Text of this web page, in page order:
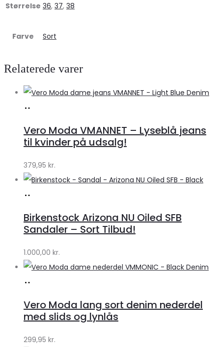
Størrelse 36, 37, 38
Farve Sort
Relaterede varer
Klædeskabet.dk
Vero Moda VMANNET – Lyseblå jeans
til kvinder på udsalg!
379,95 kr.
Lykke
Lykke
Birkenstock Arizona NU Oiled SFB
Sandaler – Sort Tilbud!
1.000,00 kr.
Klædeskabet.dk
Vero Moda lang sort denim nederdel
med slids og lynlås
299,95 kr.